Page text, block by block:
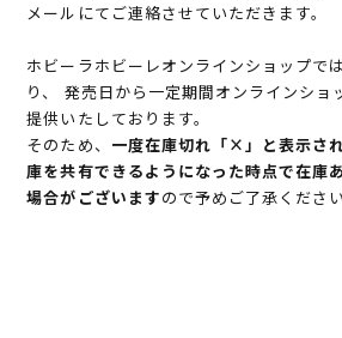
メールにてご連絡させていただきます。
ホビーラホビーレオンラインショップで
り、 発売日から一定期間オンラインショ
提供いたしております。
そのため、 一度在庫切れ「×」と表示さ
庫を共有できるようになった時点で在庫
場合がございますので予めご了承ください